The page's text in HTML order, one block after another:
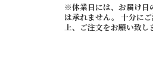
※休業日には、お届け日
は承れません。 十分に
上、ご注文をお願い致し